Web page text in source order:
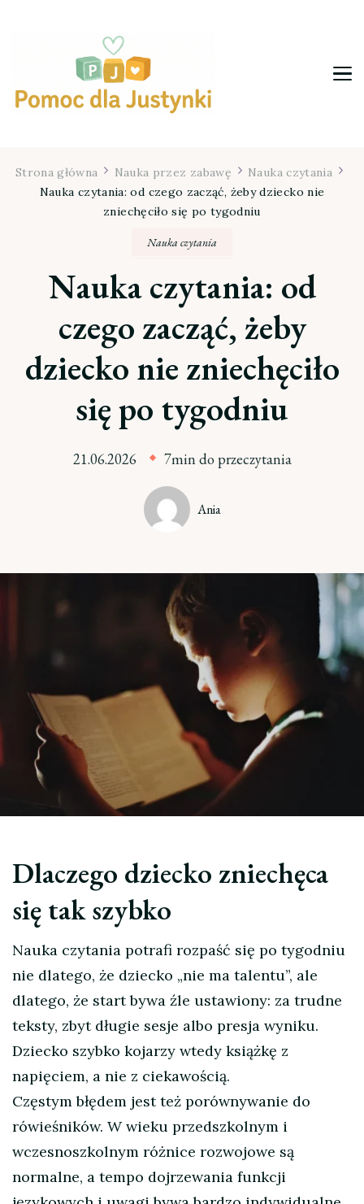
Strona główna Nauka przez zabawę
Nauka czytania
Nauka czytania: od czego zacząć, żeby dziecko nie
zniechęciło się po tygodniu
Nauka czytania
Nauka czytania: od
czego zacząć, żeby
dziecko nie zniechęciło
się po tygodniu
21.06.2026 7min do przeczytania
Ania
Dlaczego dziecko zniechęca
się tak szybko
Nauka czytania potrafi rozpaść się po tygodniu
nie dlatego, że dziecko „nie ma talentu”, ale
dlatego, że start bywa źle ustawiony: za trudne
teksty, zbyt długie sesje albo presja wyniku.
Dziecko szybko kojarzy wtedy książkę z
napięciem, a nie z ciekawością.
Częstym błędem jest też porównywanie do
rówieśników. W wieku przedszkolnym i
wczesnoszkolnym różnice rozwojowe są
normalne, a tempo dojrzewania funkcji